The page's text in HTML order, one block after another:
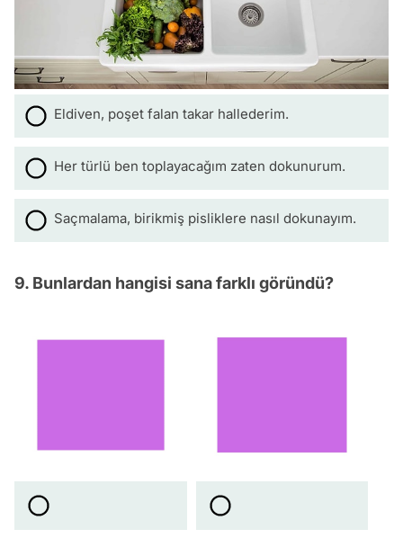
Eldiven, poşet falan takar hallederim.
Her türlü ben toplayacağım zaten dokunurum.
Saçmalama, birikmiş pisliklere nasıl dokunayım.
9. Bunlardan hangisi sana farklı göründü?